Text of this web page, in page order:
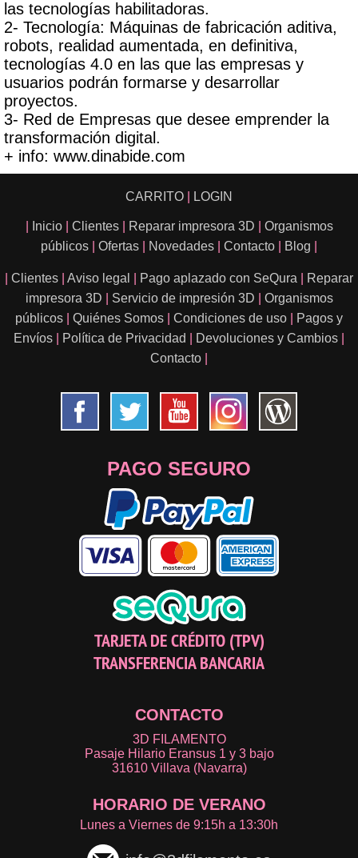
las tecnologías habilitadoras.
2- Tecnología: Máquinas de fabricación aditiva,
robots, realidad aumentada, en definitiva,
tecnologías 4.0 en las que las empresas y
usuarios podrán formarse y desarrollar
proyectos.
3- Red de Empresas que desee emprender la
transformación digital.
+ info: www.dinabide.com
CARRITO LOGIN
Inicio Clientes Reparar impresora 3D
Organismos
públicos
Ofertas Novedades Contacto Blog
Clientes Aviso legal Pago aplazado con SeQura
Reparar
impresora 3D
Servicio de impresión 3D
Organismos
públicos
Quiénes Somos Condiciones de uso
Pagos y
Envíos
Política de Privacidad Devoluciones y Cambios
Contacto
PAGO SEGURO
TARJETA DE CRÉDITO (TPV)
TRANSFERENCIA BANCARIA
CONTACTO
3D FILAMENTO
Pasaje Hilario Eransus 1 y 3 bajo
31610 Villava (Navarra)
HORARIO DE VERANO
Lunes a Viernes de 9:15h a 13:30h